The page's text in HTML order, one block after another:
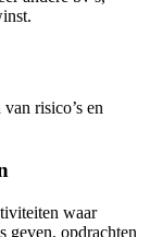
risico’s en
waar
geven, opdrachten